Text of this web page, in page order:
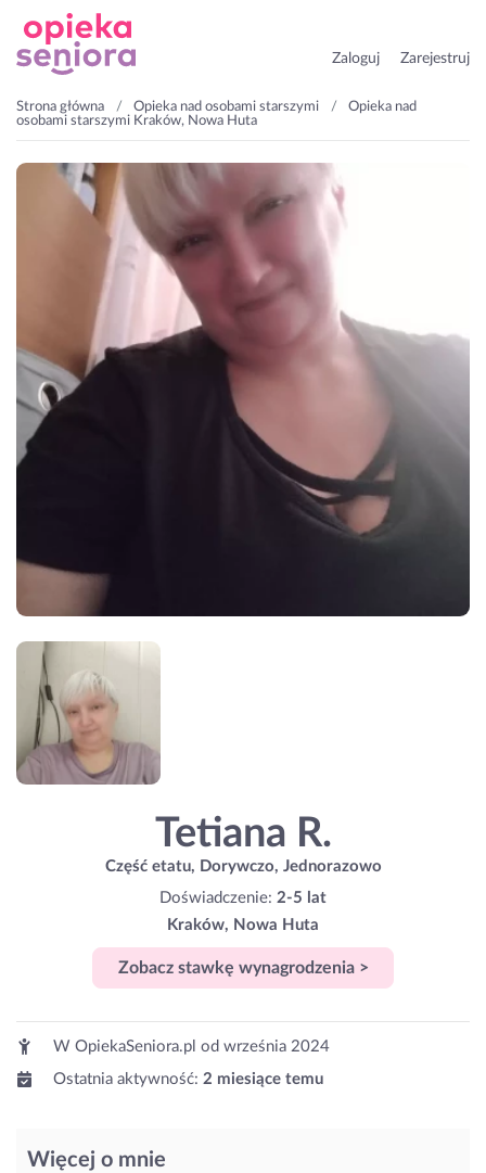
Zaloguj Zarejestruj
Strona główna Opieka nad osobami starszymi
Opieka nad
osobami starszymi Kraków, Nowa Huta
Tetiana R.
Część etatu, Dorywczo, Jednorazowo
Doświadczenie: 2-5 lat
Kraków, Nowa Huta
Zobacz stawkę wynagrodzenia >
W OpiekaSeniora.pl od września 2024
Ostatnia aktywność: 2 miesiące temu
Więcej o mnie